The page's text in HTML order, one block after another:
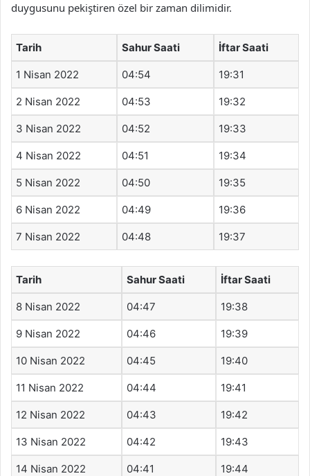
duygusunu pekiştiren özel bir zaman dilimidir.
Tarih Sahur Saati İftar Saati
1 Nisan 2022 04:54 19:31
2 Nisan 2022 04:53 19:32
3 Nisan 2022 04:52 19:33
4 Nisan 2022 04:51 19:34
5 Nisan 2022 04:50 19:35
6 Nisan 2022 04:49 19:36
7 Nisan 2022 04:48 19:37
Tarih Sahur Saati İftar Saati
8 Nisan 2022 04:47 19:38
9 Nisan 2022 04:46 19:39
10 Nisan 2022 04:45 19:40
11 Nisan 2022 04:44 19:41
12 Nisan 2022 04:43 19:42
13 Nisan 2022 04:42 19:43
14 Nisan 2022 04:41 19:44